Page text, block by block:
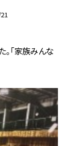
「家族みんな